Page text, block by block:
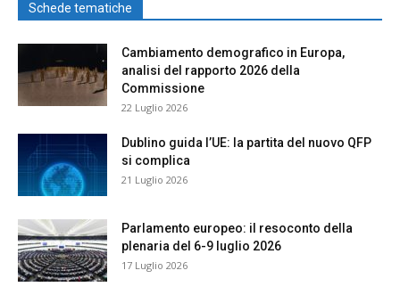
Schede tematiche
Cambiamento demografico in Europa,
analisi del rapporto 2026 della
Commissione
22 Luglio 2026
Dublino guida l’UE: la partita del nuovo QFP
si complica
21 Luglio 2026
Parlamento europeo: il resoconto della
plenaria del 6-9 luglio 2026
17 Luglio 2026